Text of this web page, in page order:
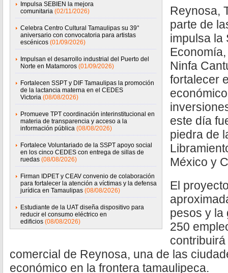
Impulsa SEBIEN la mejora
comunitaria (02/11/2026)
Celebra Centro Cultural Tamaulipas su 39°
aniversario con convocatoria para artistas
escénicos (01/09/2026)
Impulsan el desarrollo industrial del Puerto del
Norte en Matamoros (01/09/2026)
Fortalecen SSPT y DIF Tamaulipas la promoción
de la lactancia materna en el CEDES
Victoria (08/08/2026)
Promueve TPT coordinación interinstitucional en
materia de transparencia y acceso a la
información pública (08/08/2026)
Fortalece Voluntariado de la SSPT apoyo social
en los cinco CEDES con entrega de sillas de
ruedas (08/08/2026)
Firman IDPET y CEAV convenio de colaboración
para fortalecer la atención a víctimas y la defensa
jurídica en Tamaulipas (08/08/2026)
Estudiante de la UAT diseña dispositivo para
reducir el consumo eléctrico en
edificios (08/08/2026)
Reynosa,
parte de
impulsa la
Ninfa
fortalecer
este día
piedra de
México y
El
pesos y la
250
comercial de Reynosa, una de las
económico en la frontera tamaulipeca.